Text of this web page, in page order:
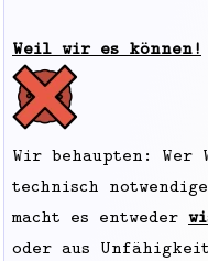
Weil wir es können!
Wir behaupten: Wer
technisch
macht es entweder
oder aus Unfähigkeit